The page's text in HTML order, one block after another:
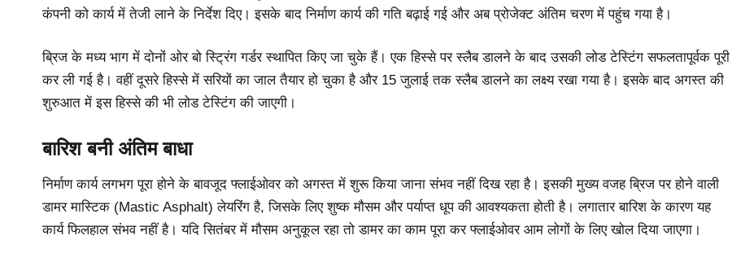
कंपनी को कार्य में तेजी लाने के निर्देश दिए। इसके बाद निर्माण कार्य की गति बढ़ाई गई और अब प्रोजेक्ट अंतिम चरण में पहुंच गया है।
ब्रिज के मध्य भाग में दोनों ओर बो स्ट्रिंग गर्डर स्थापित किए जा चुके हैं। एक हिस्से पर स्लैब डालने के बाद उसकी लोड टेस्टिंग सफलतापूर्वक पूरी
कर ली गई है। वहीं दूसरे हिस्से में सरियों का जाल तैयार हो चुका है और 15 जुलाई तक स्लैब डालने का लक्ष्य रखा गया है। इसके बाद अगस्त की
शुरुआत में इस हिस्से की भी लोड टेस्टिंग की जाएगी।
बारिश बनी अंतिम बाधा
निर्माण कार्य लगभग पूरा होने के बावजूद फ्लाईओवर को अगस्त में शुरू किया जाना संभव नहीं दिख रहा है। इसकी मुख्य वजह ब्रिज पर होने वाली
डामर मास्टिक (Mastic Asphalt) लेयरिंग है, जिसके लिए शुष्क मौसम और पर्याप्त धूप की आवश्यकता होती है। लगातार बारिश के कारण यह
कार्य फिलहाल संभव नहीं है। यदि सितंबर में मौसम अनुकूल रहा तो डामर का काम पूरा कर फ्लाईओवर आम लोगों के लिए खोल दिया जाएगा।